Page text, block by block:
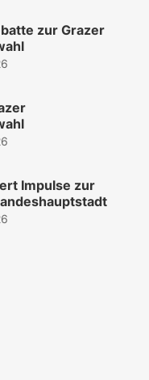
zur Grazer
Impulse zur